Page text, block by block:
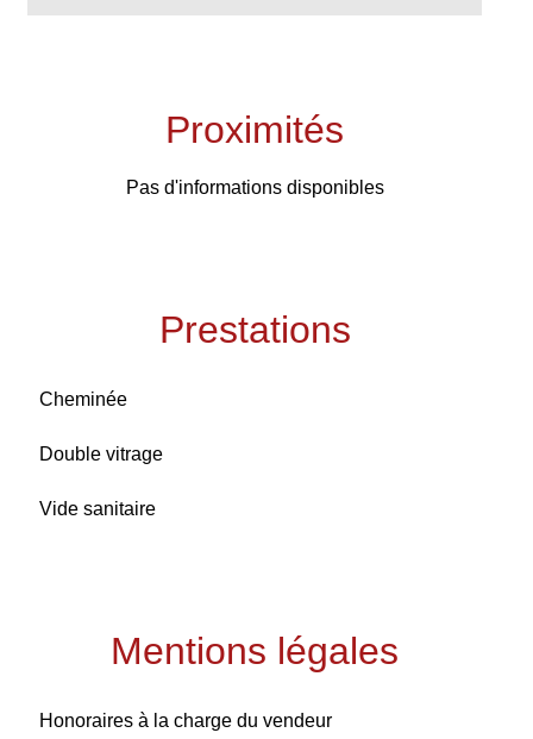
Proximités
Pas d'informations disponibles
Prestations
Cheminée
Double vitrage
Vide sanitaire
Mentions légales
Honoraires à la charge du vendeur